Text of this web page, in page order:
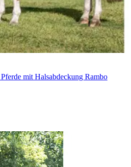
mit Halsabdeckung Rambo